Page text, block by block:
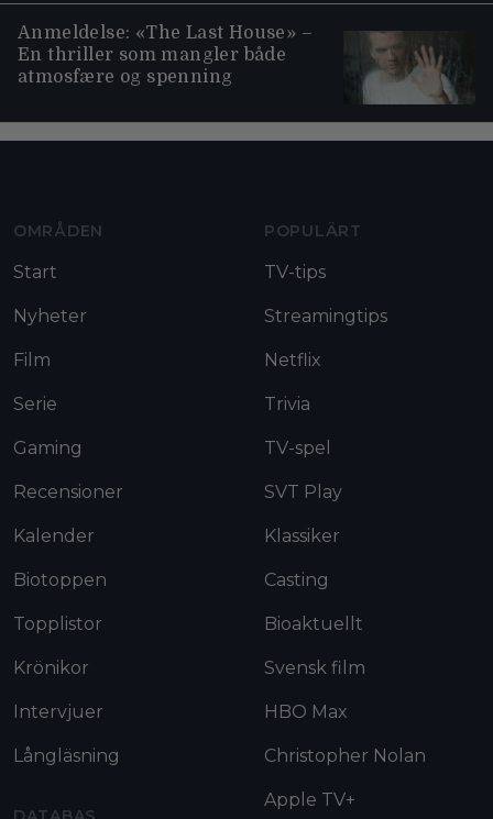
Anmeldelse: «The Last House» –
En thriller som mangler både
atmosfære og spenning
OMRÅDEN
Start
Nyheter
Film
Serie
Gaming
Recensioner
Kalender
Biotoppen
Topplistor
Krönikor
Intervjuer
Långläsning
POPULÄRT
TV-tips
Streamingtips
Netflix
Trivia
TV-spel
SVT Play
Klassiker
Casting
Bioaktuellt
Svensk film
HBO Max
Christopher Nolan
Apple TV+